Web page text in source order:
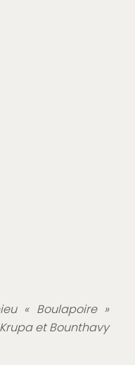
« Boulapoire »
Krupa et Bounthavy